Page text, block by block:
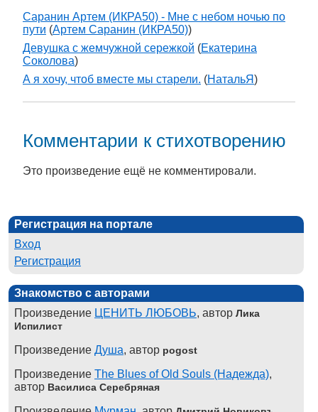
Саранин Артем (ИКРА50) - Мне с небом ночью по
пути (Артем Саранин (ИКРА50))
Девушка с жемчужной сережкой (Екатерина
Соколова)
А я хочу, чтоб вместе мы старели. (НатальЯ)
Комментарии к стихотворению
Это произведение ещё не комментировали.
Регистрация на портале
Вход
Регистрация
Знакомство с авторами
Произведение ЦЕНИТЬ ЛЮБОВЬ, автор Лика
Испилист
Произведение Душа, автор pogost
Произведение The Blues of Old Souls (Надежда),
автор Василиса Серебряная